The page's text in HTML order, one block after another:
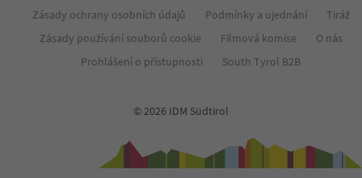
Zásady ochrany osobních údajů
Podmínky a ujednání
Tiráž
Zásady používání souborů cookie
Filmová komise
O nás
Prohlášení o přístupnosti
South Tyrol B2B
© 2026 IDM Südtirol